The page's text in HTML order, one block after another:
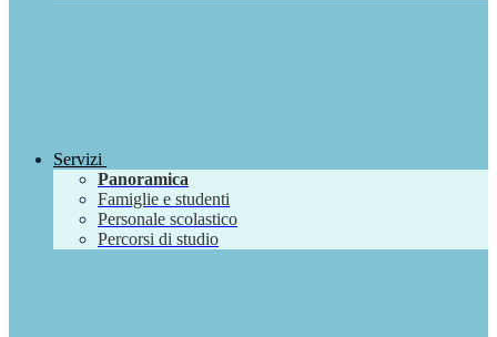
Servizi
Panoramica
Famiglie e studenti
Personale scolastico
Percorsi di studio